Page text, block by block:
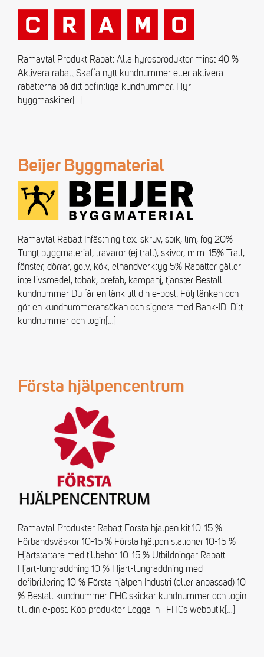
Ramavtal Produkt Rabatt Alla hyresprodukter minst 40 %
Aktivera rabatt Skaffa nytt kundnummer eller aktivera
rabatterna på ditt befintliga kundnummer. Hyr
byggmaskiner […]
Beijer Byggmaterial
Ramavtal Rabatt Infästning t.ex: skruv, spik, lim, fog 20%
Tungt byggmaterial, trävaror (ej trall), skivor, m.m. 15% Trall,
fönster, dörrar, golv, kök, elhandverktyg 5% Rabatter gäller
inte livsmedel, tobak, prefab, kampanj, tjänster Beställ
kundnummer Du får en länk till din e-post. Följ länken och
gör en kundnummeransökan och signera med Bank-ID. Ditt
kundnummer och login […]
Första hjälpencentrum
Ramavtal Produkter Rabatt Första hjälpen kit 10-15 %
Förbandsväskor 10-15 % Första hjälpen stationer 10-15 %
Hjärtstartare med tillbehör 10-15 % Utbildningar Rabatt
Hjärt-lungräddning 10 % Hjärt-lungräddning med
defibrillering 10 % Första hjälpen Industri (eller anpassad) 10
% Beställ kundnummer FHC skickar kundnummer och login
till din e-post. Köp produkter Logga in i FHCs webbutik […]